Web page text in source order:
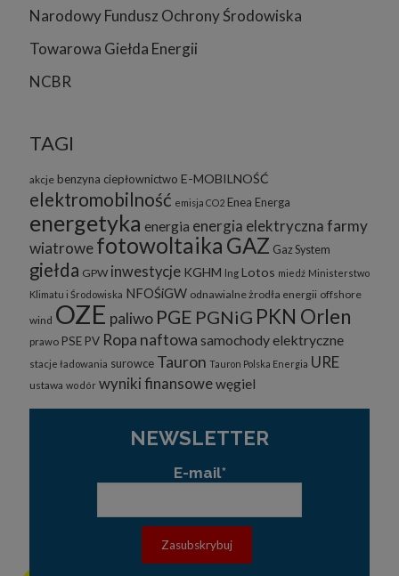
Narodowy Fundusz Ochrony Środowiska
Towarowa Giełda Energii
NCBR
TAGI
akcje benzyna ciepłownictwo E-MOBILNOŚĆ
elektromobilność emisja CO2 Enea Energa
energetyka energia energia elektrycznafarmy
wiatrowefotowoltaika GAZ Gaz System
giełda GPW inwestycje KGHM lng Lotos miedź Ministerstwo
Klimatu i Środowiska NFOŚiGW odnawialne żrodła energii offshore
wind OZE paliwo PGE PGNiG PKN Orlen
prawo PSE PV Ropa naftowa samochody elektryczne
stacje ładowania surowce Tauron Tauron Polska Energia URE
ustawa wodór wyniki finansowewęgiel
NEWSLETTER
E-mail*